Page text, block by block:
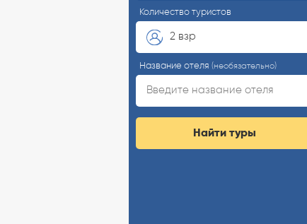
Количество туристов
2 взр
Название отеля (необязательно)
Найти туры